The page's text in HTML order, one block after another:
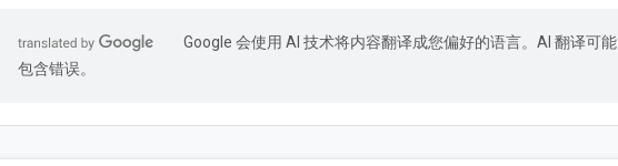
Google 会使用 AI 技术将内容翻译成您偏好的语言。AI 翻译可能
包含错误。